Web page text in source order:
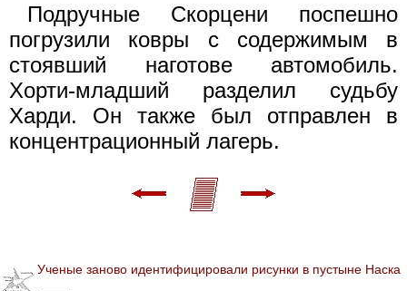
Подручные Скорцени поспешно
погрузили ковры с содержимым в
стоявший наготове автомобиль.
Хорти-младший разделил судьбу
Харди. Он также был отправлен в
концентрационный лагерь.
Ученые заново идентифицировали рисунки в пустыне Наска